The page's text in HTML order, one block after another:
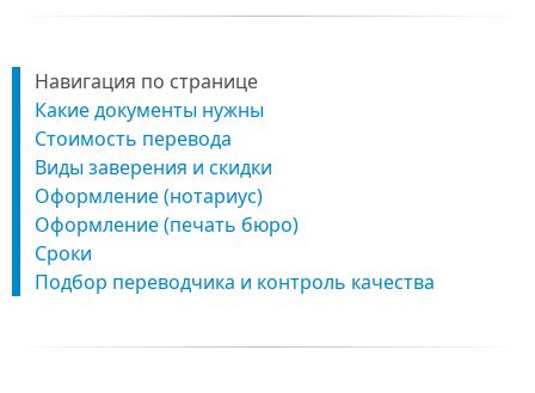
Навигация по странице
Какие документы нужны
Стоимость перевода
Виды заверения и скидки
Оформление (нотариус)
Оформление (печать бюро)
Сроки
Подбор переводчика и контроль качества